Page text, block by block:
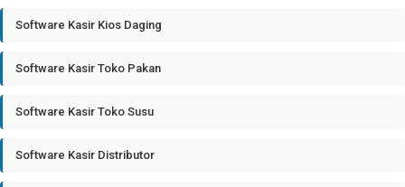
Software Kasir Kios Daging
Software Kasir Toko Pakan
Software Kasir Toko Susu
Software Kasir Distributor